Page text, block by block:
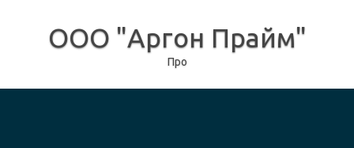
ООО "Аргон Прайм"
Про